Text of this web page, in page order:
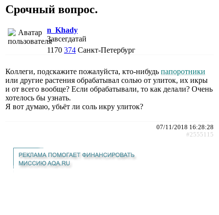
Срочный вопрос.
n_Khady
Завсегдатай
1170 374 Санкт-Петербург
Коллеги, подскажите пожалуйста, кто-нибудь папоротники
или другие растения обрабатывал солью от улиток, их икры
и от всего вообще? Если обрабатывали, то как делали? Очень
хотелось бы узнать.
Я вот думаю, убьёт ли соль икру улиток?
07/11/2018 16:28:28
#2555115